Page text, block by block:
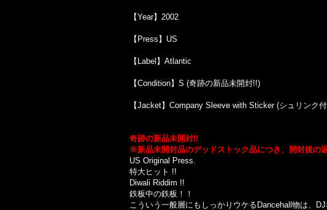
【Year】2002
【Press】US
【Label】Atlantic
【Condition】S (奇跡の新品未開封!!)
【Jacket】Company Sleeve with Sticker (シュリンク
奇跡の新品未開封!!
※新品未開封品のデッドストック品につき、開封後の
US Original Press.
特大ヒット !!
Diwali Riddim !!
鉄板中の鉄板！！
こういう一般層にもしっかりウケるDancehall物は、